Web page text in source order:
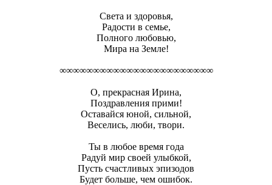
Света и здоровья,
Радости в семье,
Полного любовью,
Мира на Земле!
∞∞∞∞∞∞∞∞∞∞∞∞∞∞∞∞∞∞∞∞∞∞∞
О, прекрасная Ирина,
Поздравления прими!
Оставайся юной, сильной,
Веселись, люби, твори.
Ты в любое время года
Радуй мир своей улыбкой,
Пусть счастливых эпизодов
Будет больше, чем ошибок.